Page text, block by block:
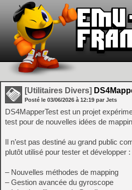
[Utilitaires Divers]
Posté le 03/06/2026 à 12:19 par Jets
DS4MapperTest est un projet
test pour de nouvelles idées de
Il n’est pas destiné au grand public
plutôt utilisé pour tester et développer :
– Nouvelles méthodes de mapping
– Gestion avancée du gyroscope